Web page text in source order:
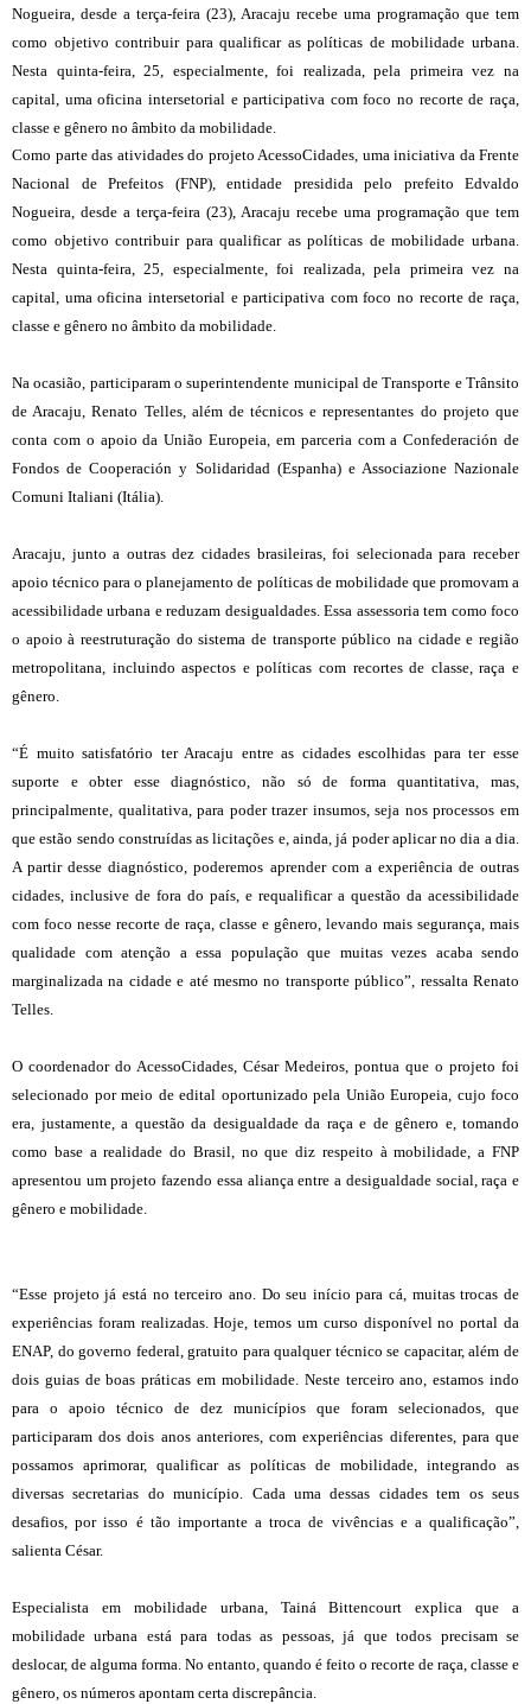
Nogueira, desde a terça-feira (23), Aracaju recebe uma programação que tem
como objetivo contribuir para qualificar as políticas de mobilidade urbana.
Nesta quinta-feira, 25, especialmente, foi realizada, pela primeira vez na
capital, uma oficina intersetorial e participativa com foco no recorte de raça,
classe e gênero no âmbito da mobilidade.
Como parte das atividades do projeto AcessoCidades, uma iniciativa da Frente
Nacional de Prefeitos (FNP), entidade presidida pelo prefeito Edvaldo
Nogueira, desde a terça-feira (23), Aracaju recebe uma programação que tem
como objetivo contribuir para qualificar as políticas de mobilidade urbana.
Nesta quinta-feira, 25, especialmente, foi realizada, pela primeira vez na
capital, uma oficina intersetorial e participativa com foco no recorte de raça,
classe e gênero no âmbito da mobilidade.
Na ocasião, participaram o superintendente municipal de Transporte e Trânsito
de Aracaju, Renato Telles, além de técnicos e representantes do projeto que
conta com o apoio da União Europeia, em parceria com a Confederación de
Fondos de Cooperación y Solidaridad (Espanha) e Associazione Nazionale
Comuni Italiani (Itália).
Aracaju, junto a outras dez cidades brasileiras, foi selecionada para receber
apoio técnico para o planejamento de políticas de mobilidade que promovam a
acessibilidade urbana e reduzam desigualdades. Essa assessoria tem como foco
o apoio à reestruturação do sistema de transporte público na cidade e região
metropolitana, incluindo aspectos e políticas com recortes de classe, raça e
gênero.
“É muito satisfatório ter Aracaju entre as cidades escolhidas para ter esse
suporte e obter esse diagnóstico, não só de forma quantitativa, mas,
principalmente, qualitativa, para poder trazer insumos, seja nos processos em
que estão sendo construídas as licitações e, ainda, já poder aplicar no dia a dia.
A partir desse diagnóstico, poderemos aprender com a experiência de outras
cidades, inclusive de fora do país, e requalificar a questão da acessibilidade
com foco nesse recorte de raça, classe e gênero, levando mais segurança, mais
qualidade com atenção a essa população que muitas vezes acaba sendo
marginalizada na cidade e até mesmo no transporte público”, ressalta Renato
Telles.
O coordenador do AcessoCidades, César Medeiros, pontua que o projeto foi
selecionado por meio de edital oportunizado pela União Europeia, cujo foco
era, justamente, a questão da desigualdade da raça e de gênero e, tomando
como base a realidade do Brasil, no que diz respeito à mobilidade, a FNP
apresentou um projeto fazendo essa aliança entre a desigualdade social, raça e
gênero e mobilidade.
“Esse projeto já está no terceiro ano. Do seu início para cá, muitas trocas de
experiências foram realizadas. Hoje, temos um curso disponível no portal da
ENAP, do governo federal, gratuito para qualquer técnico se capacitar, além de
dois guias de boas práticas em mobilidade. Neste terceiro ano, estamos indo
para o apoio técnico de dez municípios que foram selecionados, que
participaram dos dois anos anteriores, com experiências diferentes, para que
possamos aprimorar, qualificar as políticas de mobilidade, integrando as
diversas secretarias do município. Cada uma dessas cidades tem os seus
desafios, por isso é tão importante a troca de vivências e a qualificação”,
salienta César.
Especialista em mobilidade urbana, Tainá Bittencourt explica que a
mobilidade urbana está para todas as pessoas, já que todos precisam se
deslocar, de alguma forma. No entanto, quando é feito o recorte de raça, classe e
gênero, os números apontam certa discrepância.